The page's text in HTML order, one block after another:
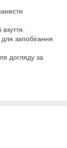
взуття.
запобігання
догляду за